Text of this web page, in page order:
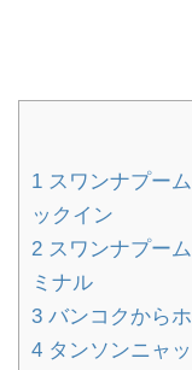
1 スワンナプー
ックイン
2 スワンナプー
ミナル
3 バンコクから
4 タンソンニャ